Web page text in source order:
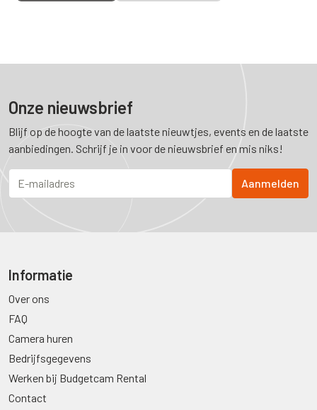
Onze nieuwsbrief
Blijf op de hoogte van de laatste nieuwtjes, events en de laatste
aanbiedingen. Schrijf je in voor de nieuwsbrief en mis niks!
Informatie
Over ons
FAQ
Camera huren
Bedrijfsgegevens
Werken bij Budgetcam Rental
Contact